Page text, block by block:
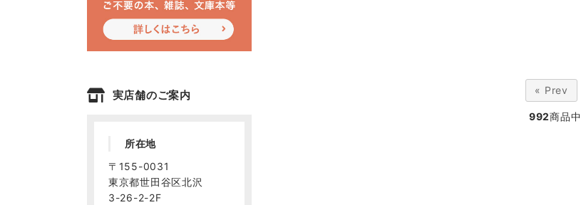
« Prev
992商品中
実店舗のご案内
所在地
〒155-0031
東京都世田谷区北沢
3-26-2-2F